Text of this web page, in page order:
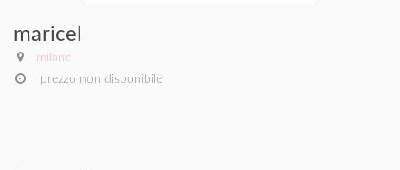
maricel
milano
prezzo non disponibile